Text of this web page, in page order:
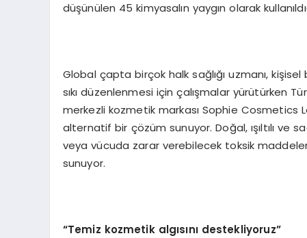
düşünülen 45 kimyasalın yaygın olarak
Global çapta birçok halk sağlığı uzmanı,
sıkı düzenlenmesi için çalışmalar yürütürken
merkezli kozmetik markası Sophie Cosmetics
alternatif bir çözüm sunuyor. Doğal, ışıltılı ve
veya vücuda zarar verebilecek toksik
sunuyor.
“Temiz kozmetik algısını destekliyoruz”